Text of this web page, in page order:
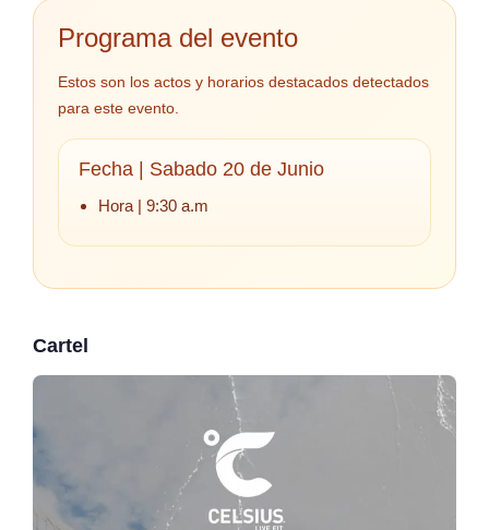
Programa del evento
Estos son los actos y horarios destacados detectados
para este evento.
Fecha | Sabado 20 de Junio
Hora | 9:30 a.m
Cartel